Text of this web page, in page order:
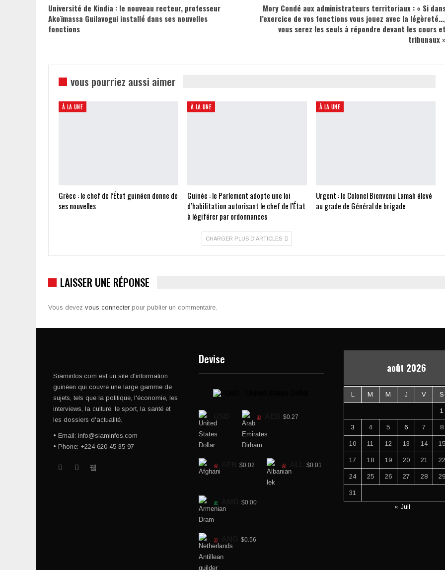
Université de Kindia : le nouveau recteur, professeur
Akoïmassa Guilavogui installé dans ses nouvelles
fonctions
Mory Condé aux administrateurs territoriaux : « Si
l’exercice de vos fonctions vous jouez avec la
vous serez les seuls à répondre devant les cours
tribunaux
vous pourriez aussi aimer
À LA UNE
Grèce : le chef de l’État guinéen donne de
ses nouvelles
À LA UNE
Guinée : le Parlement adopte une loi
d’habilitation autorisant le chef de l’État
à légiférer par ordonnances
À LA UNE
Urgent : le Colonel Bienvenu Lamah élevé
au grade de Général de brigade
CHARGER PLUS D'ARTICLES
LAISSER UNE RÉPONSE
Vous devez vous connecter pour publier un commentaire.
Siaminfos.com est un site d'information
guinéen qui couvre une large gamme de
sujets, tels que la politique, l'économie, les
interviews, la culture, le sport, la santé et
les dossiers d'actualité.
• Email: info@siaminfos.com
• Phone: +224 620 45 35 97
Devise
$0.27
$0.02 $0.01
$0.00
$0.56
août 2026
L M M J V S
1
3 4 5 6 7 8
10 11 12 13 14 15
17 18 19 20 21 22
24 25 26 27 28 29
31
« Juil